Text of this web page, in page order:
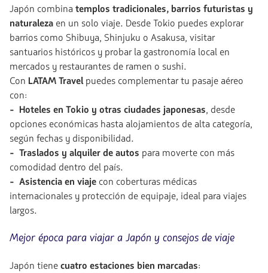
Japón combinatemplos tradicionales, barrios futuristas y
naturaleza en un solo viaje. Desde Tokio puedes explorar
barrios como Shibuya, Shinjuku o Asakusa, visitar
santuarios históricos y probar la gastronomía local en
mercados y restaurantes de ramen o sushi.
Con LATAM Travelpuedes complementar tu pasaje aéreo
con:
- Hoteles en Tokio y otras ciudades japonesas, desde
opciones económicas hasta alojamientos de alta categoría,
según fechas y disponibilidad.
- Traslados y alquiler de autos para moverte con más
comodidad dentro del país.
- Asistencia en viaje con coberturas médicas
internacionales y protección de equipaje, ideal para viajes
largos.
Mejor época para viajar a Japón y consejos de viaje
Japón tienecuatro estaciones bien marcadas: